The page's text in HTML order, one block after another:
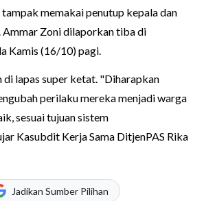
memakai penutup kepala dan
Zoni dilaporkan tiba di
Kamis (16/10) pagi.
di lapas super ketat. "Diharapkan
perilaku mereka menjadi warga
sesuai tujuan sistem
Kasubdit Kerja Sama DitjenPAS Rika
Jadikan Sumber Pilihan